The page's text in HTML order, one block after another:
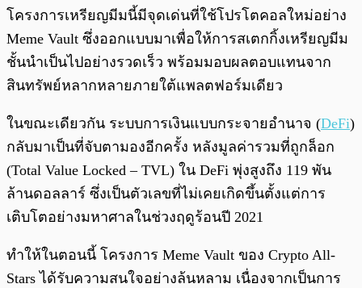
โครงการเหรียญมีมนี้มีจุดเด่นที่ใช้โปรโตคอลใหม่อย่าง
Meme Vault ซึ่งออกแบบมาเพื่อให้การสเตกกิ้งเหรียญมีม
ชั้นนำเป็นไปอย่างรวดเร็ว พร้อมมอบผลตอบแทนจาก
สินทรัพย์หลากหลายภายใต้แพลตฟอร์มเดียว
ในขณะเดียวกัน ระบบการเงินแบบกระจายอำนาจ (DeFi)
กลับมาเป็นที่จับตามองอีกครั้ง หลังมูลค่ารวมที่ถูกล็อก
(Total Value Locked – TVL) ใน DeFi พุ่งสูงถึง 119 พัน
ล้านดอลลาร์ ซึ่งเป็นตัวเลขที่ไม่เคยเกิดขึ้นตั้งแต่การ
เติบโตอย่างมหาศาลในช่วงฤดูร้อนปี 2021
ทำให้ในตอนนี้ โครงการ Meme Vault ของ Crypto All-
Stars ได้รับความสนใจอย่างล้นหลาม เนื่องจากเป็นการ